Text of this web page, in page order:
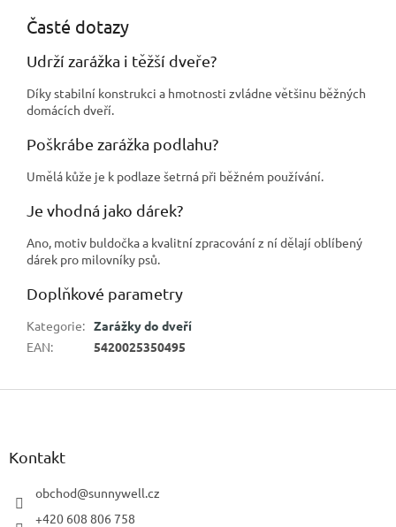
Časté dotazy
Udrží zarážka i těžší dveře?
Díky stabilní konstrukci a hmotnosti zvládne většinu běžných
domácích dveří.
Poškrábe zarážka podlahu?
Umělá kůže je k podlaze šetrná při běžném používání.
Je vhodná jako dárek?
Ano, motiv buldočka a kvalitní zpracování z ní dělají oblíbený
dárek pro milovníky psů.
Doplňkové parametry
Kategorie: Zarážky do dveří
EAN: 5420025350495
Z
Kontakt
obchod@sunnywell.cz
+420 608 806 758